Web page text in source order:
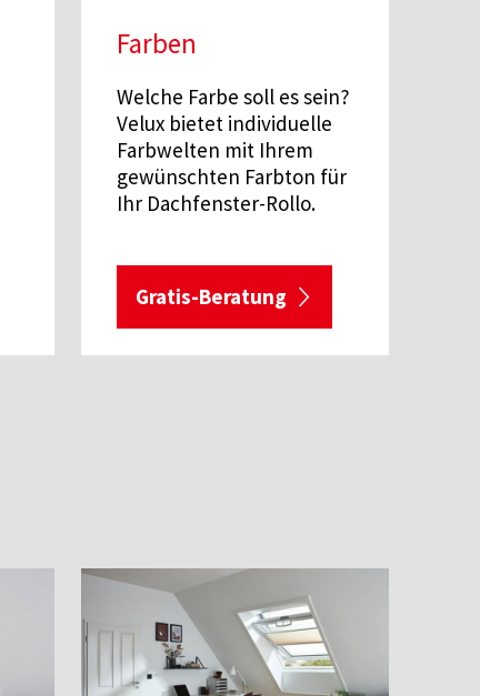
Farben
Welche Farbe soll es sein?
Velux bietet individuelle
Farbwelten mit Ihrem
gewünschten Farbton für
Ihr Dachfenster-Rollo.
Gratis-Beratung